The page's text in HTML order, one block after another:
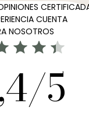
CUENTA
NOSOTROS
5